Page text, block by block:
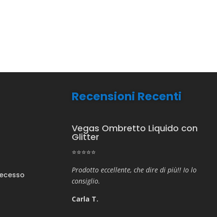
Recensioni Recenti
Vegas Ombretto Liquido con
Glitter
⭐⭐⭐⭐⭐
Prodotto eccellente, che dire di più!! Io lo
consiglio.
Carla T.